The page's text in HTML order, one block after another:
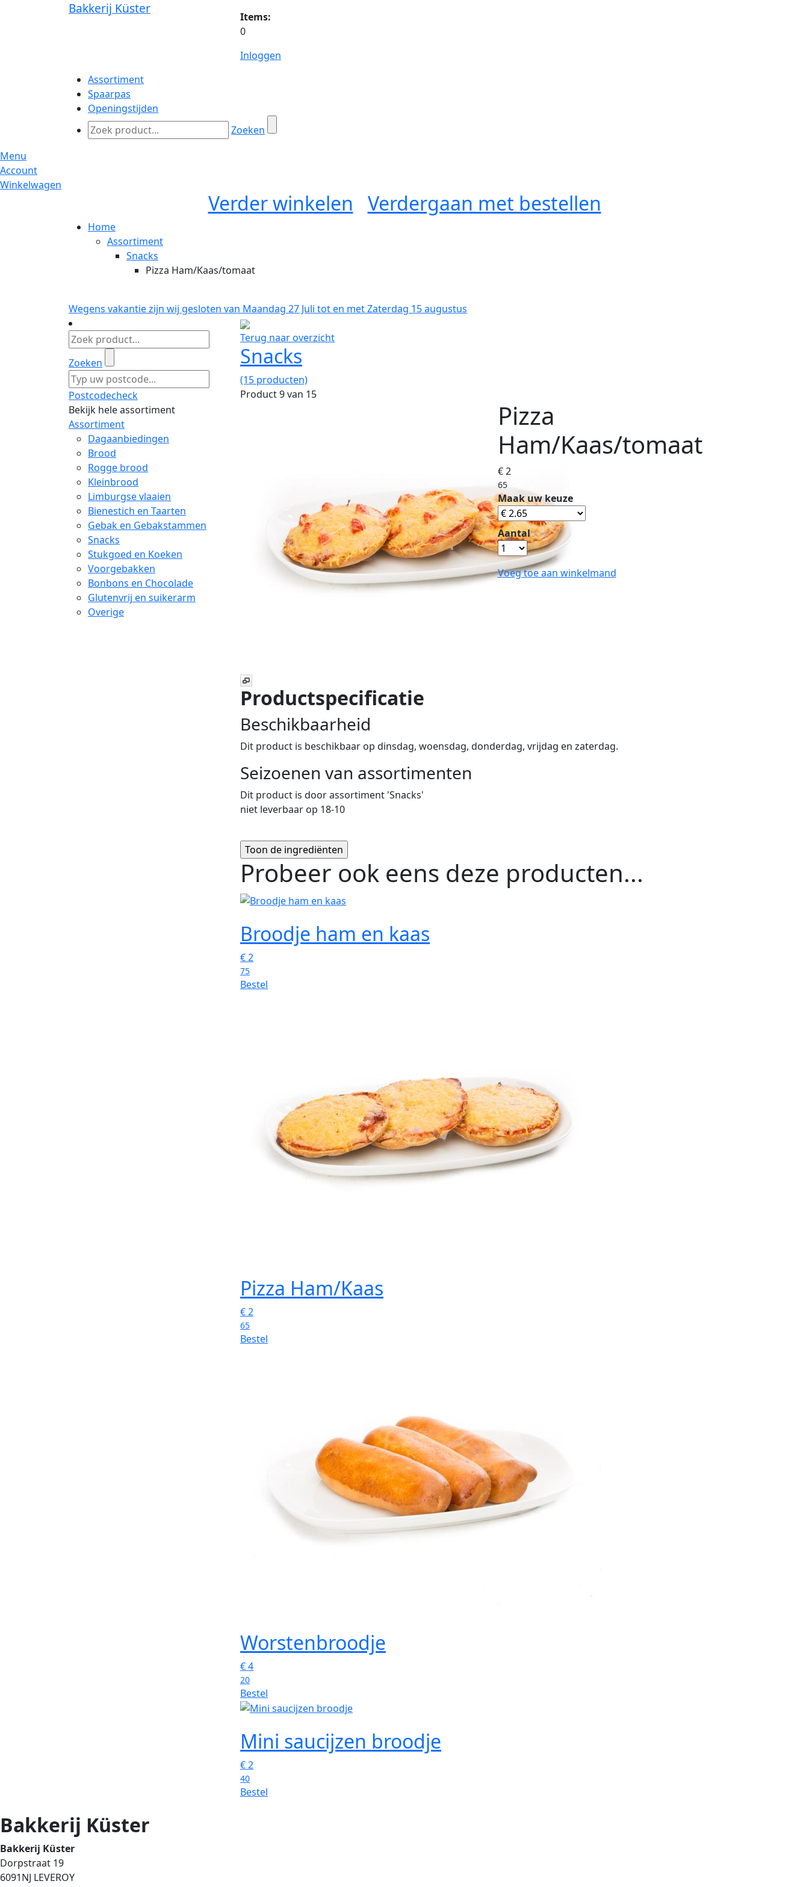
Bakkerij Küster
Items:
0
Inloggen
Assortiment
Spaarpas
Openingstijden
Zoeken
Menu
Account
Winkelwagen
Verder winkelen Verdergaan met bestellen
Home
Assortiment
Snacks
Pizza Ham/Kaas/tomaat
Wegens vakantie zijn wij gesloten van Maandag 27 Juli tot en met Zaterdag 15 augustus
Zoeken
Postcodecheck
Bekijk hele assortiment
Assortiment
Dagaanbiedingen
Brood
Rogge brood
Kleinbrood
Limburgse vlaaien
Bienestich en Taarten
Gebak en Gebakstammen
Snacks
Stukgoed en Koeken
Voorgebakken
Bonbons en Chocolade
Glutenvrij en suikerarm
Overige
Terug naar overzicht
Snacks
(15 producten)
Product 9 van 15
Pizza
Ham/Kaas/tomaat
€ 2
65
Maak uw keuze
Aantal
Voeg toe aan winkelmand
Productspecificatie
Beschikbaarheid
Dit product is beschikbaar op dinsdag, woensdag, donderdag, vrijdag en zaterdag.
Seizoenen van assortimenten
Dit product is door assortiment 'Snacks'
niet leverbaar op 18-10
Probeer ook eens deze producten...
Broodje ham en kaas
€2
75
Bestel
Pizza Ham/Kaas
€2
65
Bestel
Worstenbroodje
€4
20
Bestel
Mini saucijzen broodje
€2
40
Bestel
Bakkerij Küster
Bakkerij Küster
Dorpstraat 19
6091NJ LEVEROY